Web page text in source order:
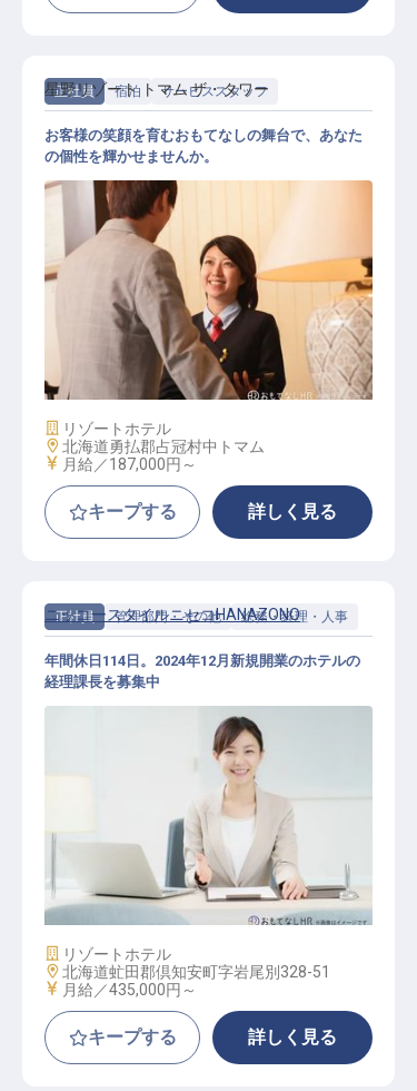
正社員 宿泊 サービススタッフ
ホテル・旅館・リゾート運営スタッ
星野リゾート トマム ザ・タワー
お客様の笑顔を育むおもてなしの舞台で、あなた
の個性を輝かせませんか。
施設業態
リゾートホテル
勤務地
北海道勇払郡占冠村中トマム
給与
月給／187,000円～
キープする 詳しく見る
正社員 管理部門・その他 総務・経理・人事
ニッコースタイルニセコHANAZONO
年間休日114日。2024年12月新規開業のホテルの
経理課長を募集中
施設業態
リゾートホテル
勤務地
北海道虻田郡倶知安町字岩尾別328-51
給与
月給／435,000円～
キープする 詳しく見る